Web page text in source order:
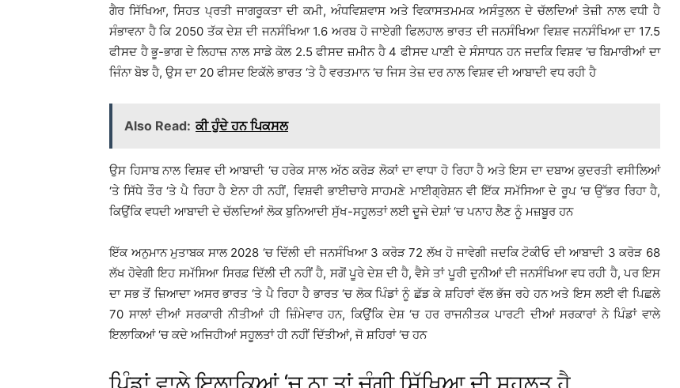
ਗੈਰ ਸਿੱਖਿਆ, ਸਿਹਤ ਪ੍ਰਤੀ ਜਾਗਰੂਕਤਾ ਦੀ ਕਮੀ, ਅੰਧਵਿਸ਼ਵਾਸ ਅਤੇ ਵਿਕਾਸਤਮਮਕ ਅਸੰਤੁਲਨ ਦੇ ਚੱਲਦਿਆਂ ਤੇਜ਼ੀ ਨਾਲ ਵਧੀ ਹੈ
ਸੰਭਾਵਨਾ ਹੈ ਕਿ 2050 ਤੱਕ ਦੇਸ਼ ਦੀ ਜਨਸੰਖਿਆ 1.6 ਅਰਬ ਹੋ ਜਾਏਗੀ ਫਿਲਹਾਲ ਭਾਰਤ ਦੀ ਜਨਸੰਖਿਆ ਵਿਸ਼ਵ ਜਨਸੰਖਿਆ ਦਾ 17.5
ਫੀਸਦ ਹੈ ਭੂ-ਭਾਗ ਦੇ ਲਿਹਾਜ਼ ਨਾਲ ਸਾਡੇ ਕੋਲ 2.5 ਫੀਸਦ ਜ਼ਮੀਨ ਹੈ 4 ਫੀਸਦ ਪਾਣੀ ਦੇ ਸੰਸਾਧਨ ਹਨ ਜਦਕਿ ਵਿਸ਼ਵ ‘ਚ ਬਿਮਾਰੀਆਂ ਦਾ
ਜਿੰਨਾ ਬੋਝ ਹੈ, ਉਸ ਦਾ 20 ਫੀਸਦ ਇਕੱਲੇ ਭਾਰਤ ‘ਤੇ ਹੈ ਵਰਤਮਾਨ ‘ਚ ਜਿਸ ਤੇਜ਼ ਦਰ ਨਾਲ ਵਿਸ਼ਵ ਦੀ ਆਬਾਦੀ ਵਧ ਰਹੀ ਹੈ
Also Read: ਕੀ ਹੁੰਦੇ ਹਨ ਪਿਕਸਲ
ਉਸ ਹਿਸਾਬ ਨਾਲ ਵਿਸ਼ਵ ਦੀ ਆਬਾਦੀ ‘ਚ ਹਰੇਕ ਸਾਲ ਅੱਠ ਕਰੋੜ ਲੋਕਾਂ ਦਾ ਵਾਧਾ ਹੋ ਰਿਹਾ ਹੈ ਅਤੇ ਇਸ ਦਾ ਦਬਾਅ ਕੁਦਰਤੀ ਵਸੀਲਿਆਂ
‘ਤੇ ਸਿੱਧੇ ਤੌਰ ‘ਤੇ ਪੈ ਰਿਹਾ ਹੈ ਏਨਾ ਹੀ ਨਹੀਂ, ਵਿਸ਼ਵੀ ਭਾਈਚਾਰੇ ਸਾਹਮਣੇ ਮਾਈਗ੍ਰੇਸ਼ਨ ਵੀ ਇੱਕ ਸਮੱਸਿਆ ਦੇ ਰੂਪ ‘ਚ ਉੱਭਰ ਰਿਹਾ ਹੈ,
ਕਿਉਂਕਿ ਵਧਦੀ ਆਬਾਦੀ ਦੇ ਚੱਲਦਿਆਂ ਲੋਕ ਬੁਨਿਆਦੀ ਸੁੱਖ-ਸਹੂਲਤਾਂ ਲਈ ਦੂਜੇ ਦੇਸ਼ਾਂ ‘ਚ ਪਨਾਹ ਲੈਣ ਨੂੰ ਮਜ਼ਬੂਰ ਹਨ
ਇੱਕ ਅਨੁਮਾਨ ਮੁਤਾਬਕ ਸਾਲ 2028 ‘ਚ ਦਿੱਲੀ ਦੀ ਜਨਸੰਖਿਆ 3 ਕਰੋੜ 72 ਲੱਖ ਹੋ ਜਾਵੇਗੀ ਜਦਕਿ ਟੋਕੀਓ ਦੀ ਆਬਾਦੀ 3 ਕਰੋੜ 68
ਲੱਖ ਹੋਵੇਗੀ ਇਹ ਸਮੱਸਿਆ ਸਿਰਫ਼ ਦਿੱਲੀ ਦੀ ਨਹੀਂ ਹੈ, ਸਗੋਂ ਪੂਰੇ ਦੇਸ਼ ਦੀ ਹੈ, ਵੈਸੇ ਤਾਂ ਪੂਰੀ ਦੁਨੀਆਂ ਦੀ ਜਨਸੰਖਿਆ ਵਧ ਰਹੀ ਹੈ, ਪਰ ਇਸ
ਦਾ ਸਭ ਤੋਂ ਜ਼ਿਆਦਾ ਅਸਰ ਭਾਰਤ ‘ਤੇ ਪੈ ਰਿਹਾ ਹੈ ਭਾਰਤ ‘ਚ ਲੋਕ ਪਿੰਡਾਂ ਨੂੰ ਛੱਡ ਕੇ ਸ਼ਹਿਰਾਂ ਵੱਲ ਭੱਜ ਰਹੇ ਹਨ ਅਤੇ ਇਸ ਲਈ ਵੀ ਪਿਛਲੇ
70 ਸਾਲਾਂ ਦੀਆਂ ਸਰਕਾਰੀ ਨੀਤੀਆਂ ਹੀ ਜ਼ਿੰਮੇਵਾਰ ਹਨ, ਕਿਉਂਕਿ ਦੇਸ਼ ‘ਚ ਹਰ ਰਾਜਨੀਤਕ ਪਾਰਟੀ ਦੀਆਂ ਸਰਕਾਰਾਂ ਨੇ ਪਿੰਡਾਂ ਵਾਲੇ
ਇਲਾਕਿਆਂ ‘ਚ ਕਦੇ ਅਜਿਹੀਆਂ ਸਹੂਲਤਾਂ ਹੀ ਨਹੀਂ ਦਿੱਤੀਆਂ, ਜੋ ਸ਼ਹਿਰਾਂ ‘ਚ ਹਨ